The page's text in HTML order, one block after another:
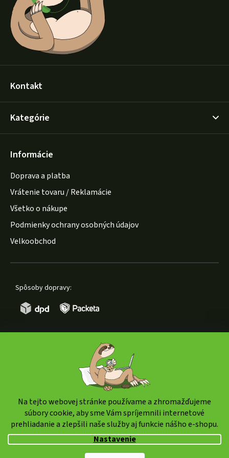
Na tejto webovej stránke používame a zhromažďujeme
súbory cookie, aby sme Vám spríjemnili internetové
prehliadanie a zlepšili naše služby aj funkcie nášho e-shopu.
Nastavenie
Kontakt
Kategórie
Informácie
Doprava a platba
Vrátenie tovaru / Reklamácie
Všetko o nákupe
Podmienky ochrany osobných údajov
Velkoobchod
Spôsoby dopravy:
Copyright 2026weedshop.sk. Všetky práva vyhradené.
Upraviť nastavenie cookies